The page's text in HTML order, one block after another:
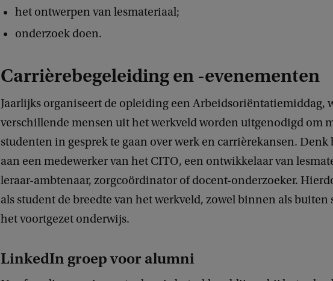
het ontwerpen van lesmateriaal;
onderzoek doen.
Carrièrebegeleiding en -evenementen
Jaarlijks organiseert de opleiding een Arbeidsoriëntatiemiddag,
verschillende mensen uit het werkveld worden uitgenodigd om
studenten in gesprek te gaan over werk en carrièrekansen.
aan een medewerker van het CITO, een ontwikkelaar van
leraar-ambtenaar, zorgcoördinator of docent-onderzoeker.
als student de breedte van het werkveld, zowel binnen als buiten
het voortgezet onderwijs.
LinkedIn groep voor alumni